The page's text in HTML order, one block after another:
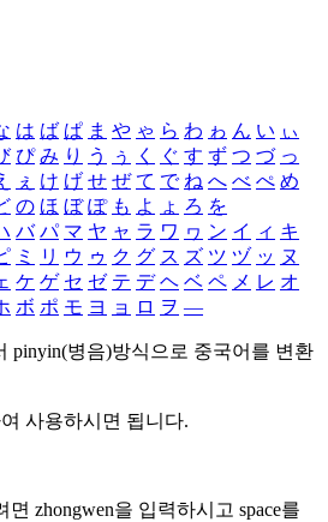
は ば ぱ ま や ゃ ら わ ゎ ん い ぃ
ぴ み り う ぅ く ぐ す ず つ づ っ
ぇ け げ せ ぜ て で ね へ べ ぺ め
の ほ ぼ ぽ も よ ょ ろ を
バ パ マ ヤ ャ ラ ワ ヮ ン イ ィ キ
ミ リ ウ ゥ ク グ ス ズ ツ ヅ ッ ヌ
ケ ゲ セ ゼ テ デ ヘ ベ ペ メ レ オ
ボ ポ モ ヨ ョ ロ ヲ ―
pinyin(병음)방식으로 중국어를 변환
사용하시면 됩니다.
면 zhongwen을 입력하시고 space를